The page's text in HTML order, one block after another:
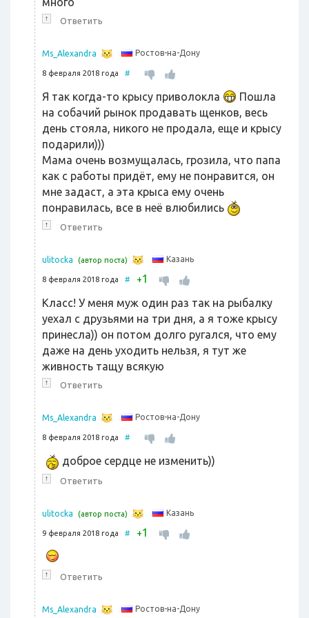
↑ Ответить
Ms_Alexandra Ростов-на-Дону
8 февраля 2018 года #
Я так когда-то крысу приволокла
Пошла
на собачий рынок продавать щенков, весь
день стояла, никого не продала, еще и крысу
подарили)))
Мама очень возмущалась, грозила, что папа
как с работы придёт, ему не понравится, он
мне задаст, а эта крыса ему очень
понравилась, все в неё влюбились
↑ Ответить
ulitocka (автор поста) Казань
8 февраля 2018 года # +1
Класс! У меня муж один раз так на рыбалку
уехал с друзьями на три дня, а я тоже крысу
принесла)) он потом долго ругался, что ему
даже на день уходить нельзя, я тут же
живность тащу всякую
↑ Ответить
Ms_Alexandra Ростов-на-Дону
8 февраля 2018 года #
доброе сердце не изменить))
↑ Ответить
ulitocka (автор поста) Казань
9 февраля 2018 года # +1
↑ Ответить
Ms_Alexandra Ростов-на-Дону